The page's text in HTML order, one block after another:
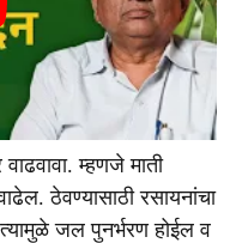
म्हणजे माती
ठेवण्यासाठी रसायनांचा
त्यामुळे जल पुनर्भरण होईल व